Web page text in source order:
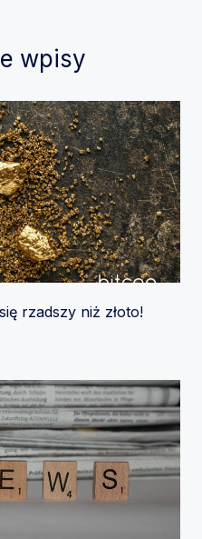
wpisy
rzadszy niż złoto!